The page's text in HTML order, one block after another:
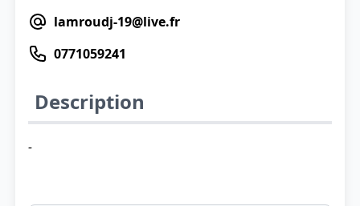
lamroudj-19@live.fr
0771059241
Description
-